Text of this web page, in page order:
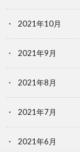
2021年10月
2021年9月
2021年8月
2021年7月
2021年6月